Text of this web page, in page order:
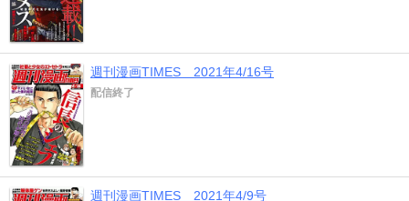
週刊漫画TIMES 2021年4/16号
配信終了
週刊漫画TIMES 2021年4/9号